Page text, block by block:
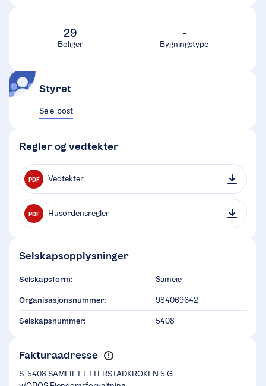
29
Boliger
-
Bygningstype
Styret
Se e-post
Regler og vedtekter
PDF Vedtekter
PDF Husordensregler
Selskapsopplysninger
Selskapsform: Sameie
Organisasjonsnummer: 984069642
Selskapsnummer: 5408
Fakturaadresse
S. 5408 SAMEIET ETTERSTADKROKEN 5 G